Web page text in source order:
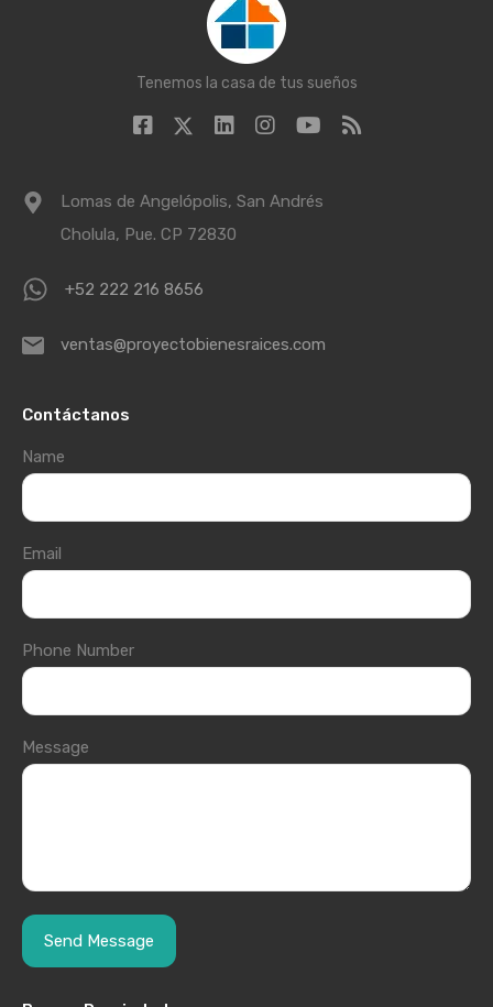
Tenemos la casa de tus sueños
Lomas de Angelópolis, San Andrés
Cholula, Pue. CP 72830
+52 222 216 8656
ventas@proyectobienesraices.com
Contáctanos
Name
Email
Phone Number
Message